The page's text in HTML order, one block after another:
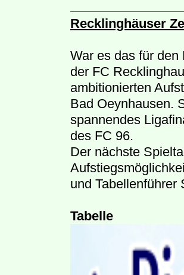
Recklinghäuser
War es das für
der FC
ambitionierten
Bad Oeynhausen.
spannendes
des FC 96.
Der nächste
und Tabellenführer
Tabelle